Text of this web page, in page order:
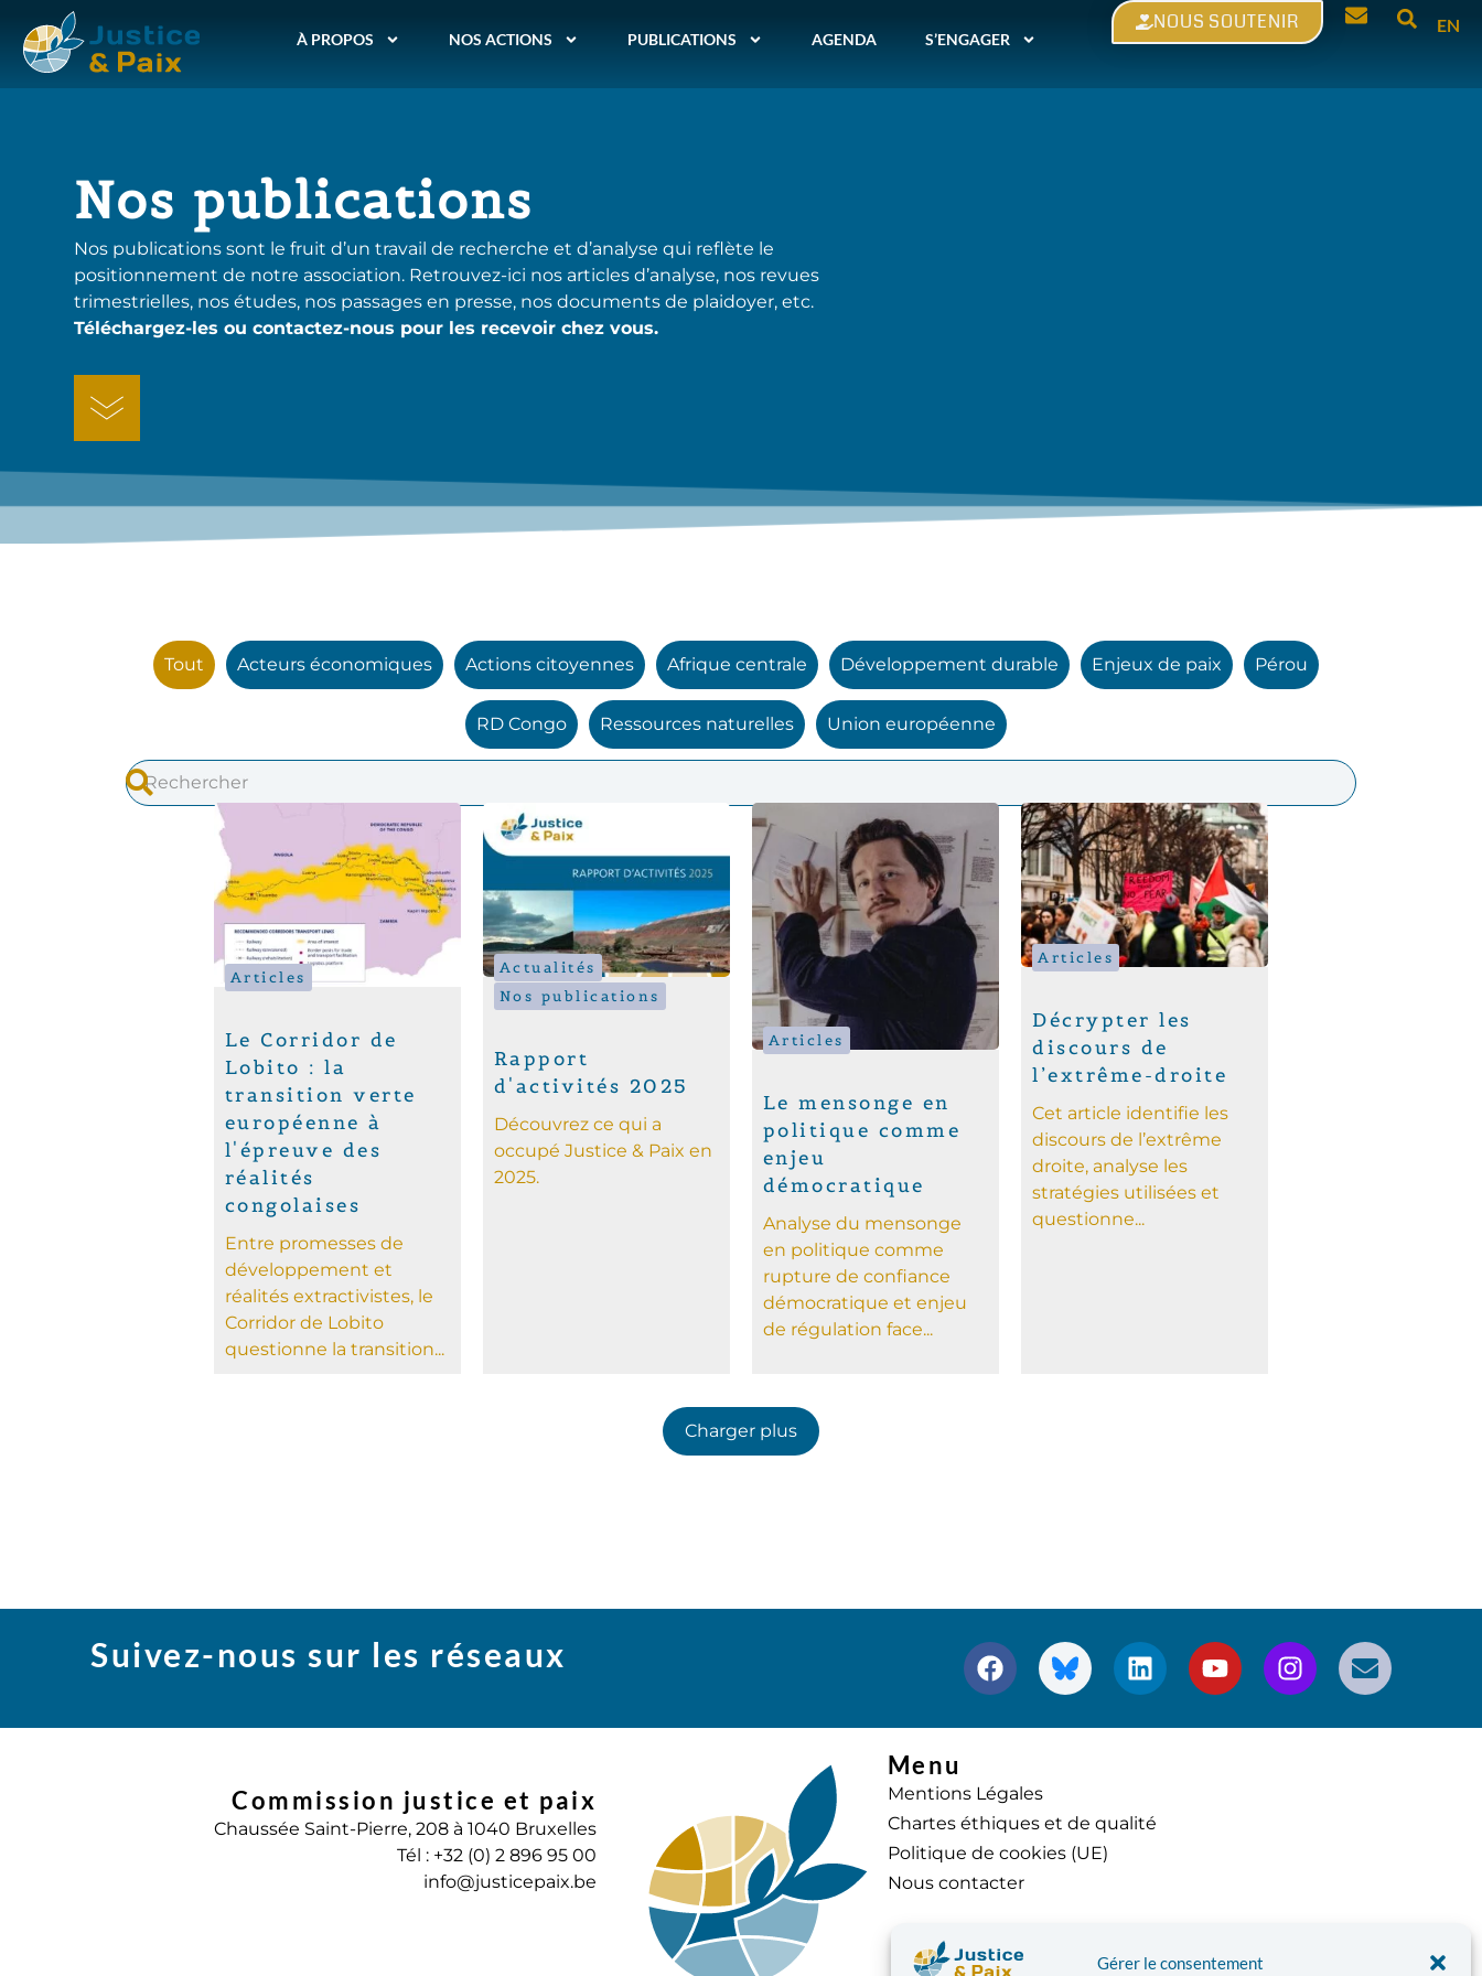
Gérer le consentement
À PROPOS NOS ACTIONS PUBLICATIONS AGENDA S’ENGAGER
NOUS SOUTENIR EN
Nos publications
Nos publications sont le fruit d’un travail de recherche et d’analyse qui reflète le
positionnement de notre association. Retrouvez-ici nos articles d’analyse, nos revues
trimestrielles, nos études, nos passages en presse, nos documents de plaidoyer, etc.
Téléchargez-les ou contactez-nous pour les recevoir chez vous.
Tout Acteurs économiques Actions citoyennes Afrique centrale Développement durable Enjeux de paix Pérou
RD Congo Ressources naturelles Union européenne
Articles
Le Corridor de
Lobito : la
transition verte
européenne à
l'épreuve des
réalités
congolaises
Entre promesses de
développement et
réalités extractivistes, le
Corridor de Lobito
questionne la transition...
Actualités
Nos publications
Rapport
d'activités 2025
Découvrez ce qui a
occupé Justice & Paix en
2025.
Articles
Le mensonge en
politique comme
enjeu
démocratique
Analyse du mensonge
en politique comme
rupture de confiance
démocratique et enjeu
de régulation face...
Articles
Décrypter les
discours de
l’extrême-droite
Cet article identifie les
discours de l’extrême
droite, analyse les
stratégies utilisées et
questionne...
Charger plus
Suivez-nous sur les réseaux
Commission justice et paix
Chaussée Saint-Pierre, 208 à 1040 Bruxelles
Tél : +32 (0) 2 896 95 00
info@justicepaix.be
Menu
Mentions Légales
Chartes éthiques et de qualité
Politique de cookies (UE)
Nous contacter